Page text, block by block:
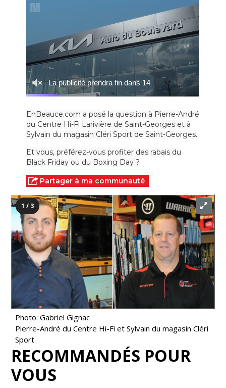
EnBeauce.com a posé la question à Pierre-André
du Centre Hi-Fi Larivière de Saint-Georges et à
Sylvain du magasin Cléri Sport de Saint-Georges.
Et vous, préférez-vous profiter des rabais du
Black Friday ou du Boxing Day ?
Partager à ma communauté
1 / 3
Photo: Gabriel Gignac
Pierre-André du Centre Hi-Fi et Sylvain du magasin Cléri
Sport
RECOMMANDÉS POUR
VOUS